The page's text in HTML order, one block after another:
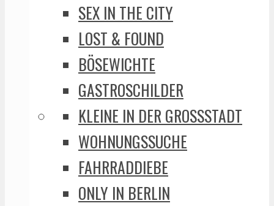
SEX IN THE CITY
LOST & FOUND
BÖSEWICHTE
GASTROSCHILDER
KLEINE IN DER GROSSSTADT
WOHNUNGSSUCHE
FAHRRADDIEBE
ONLY IN BERLIN